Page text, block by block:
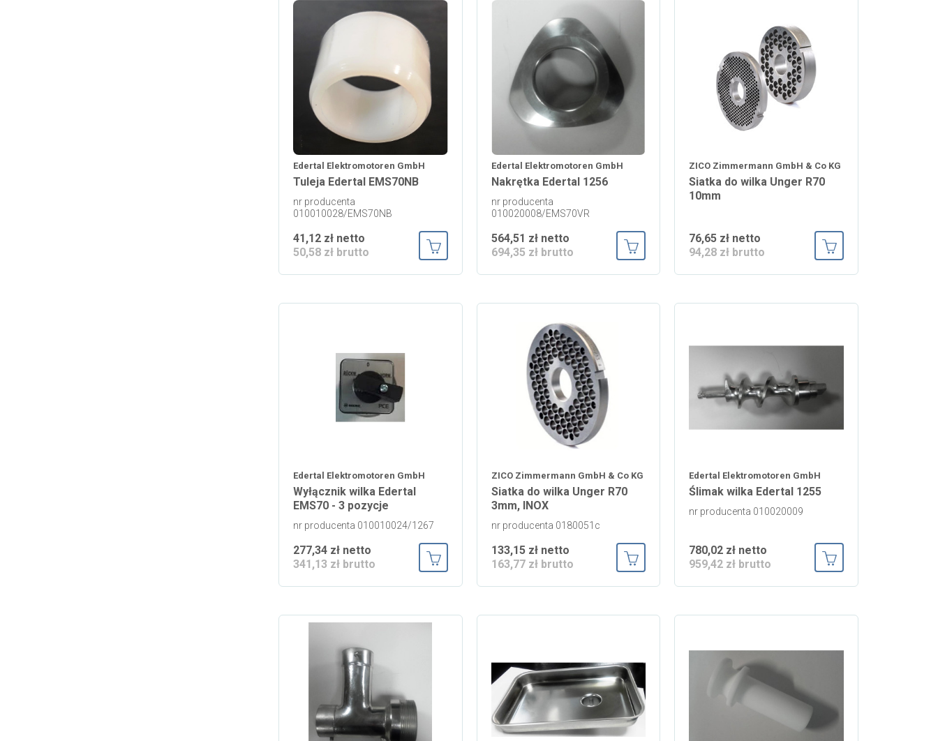
Edertal Elektromotoren GmbH
Tuleja Edertal EMS70NB
nr producenta
010010028/EMS70NB
41,12 zł netto
50,58 zł brutto
Edertal Elektromotoren GmbH
Nakrętka Edertal 1256
nr producenta
010020008/EMS70VR
564,51 zł netto
694,35 zł brutto
ZICO Zimmermann GmbH & Co KG
Siatka do wilka Unger R70
10mm
76,65 zł netto
94,28 zł brutto
Edertal Elektromotoren GmbH
Wyłącznik wilka Edertal
EMS70 - 3 pozycje
nr producenta 010010024/1267
277,34 zł netto
341,13 zł brutto
ZICO Zimmermann GmbH & Co KG
Siatka do wilka Unger R70
3mm, INOX
nr producenta 0180051c
133,15 zł netto
163,77 zł brutto
Edertal Elektromotoren GmbH
Ślimak wilka Edertal 1255
nr producenta 010020009
780,02 zł netto
959,42 zł brutto